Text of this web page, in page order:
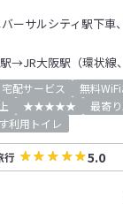
ーサルシティ駅下車
→JR大阪駅（環状線
宅配サービス 無料WiFi
★★★★★
最寄
利用トイレ
行 5.0